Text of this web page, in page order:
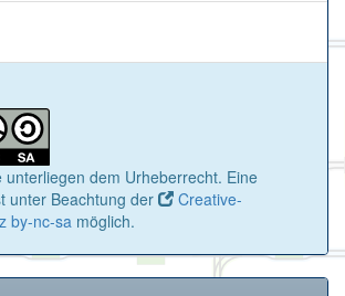
unterliegen dem Urheberrecht. Eine
unter Beachtung der
Creative-
by-nc-sa möglich.